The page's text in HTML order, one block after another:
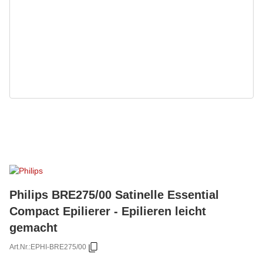
Philips BRE275/00 Satinelle Essential
Compact Epilierer - Epilieren leicht
gemacht
Art.Nr.:EPHI-BRE275/00